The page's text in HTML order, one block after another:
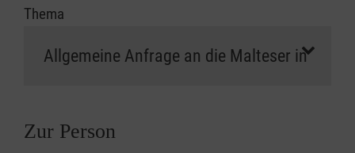
Thema
Zur Person